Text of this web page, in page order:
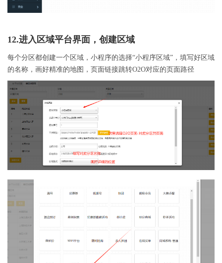
12.进入区域平台界面，创建区域
每个分区都创建一个区域，小程序的选择“小程序区域”，填写好区域
的名称，画好精准的地图，页面链接跳转O2O对应的页面路径